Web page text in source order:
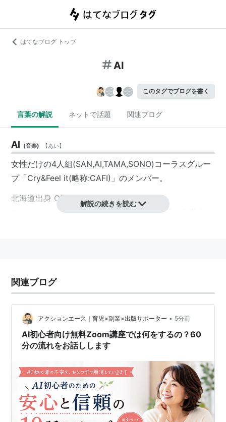
はてなブログ トップ
AI
このタグでブログを書く
言葉の解説 ネットで話題 関連ブログ
AI (音楽) 【あい】
女性だけの4人組(SAN,AI,TAMA,SONO)コーラスグルー
プ「Cry&Feel it(略称:CAFI)」のメンバー。
北海道出身 O型。
ファッションデザイナーを目指し大学に入学、在学中に
上げ、多くのファンを魅了している。
Cry&Feel itの作品には「さくらさらり」「君は夏」など
がある。
(コンピュータ) 【えーあい 】
解説の続きを読む
関連ブログ
アクションエース｜育児×副業×出版サポーター • 5分前
AI初心者向け無料Zoom講座では何をするの？60
分の流れをお話しします